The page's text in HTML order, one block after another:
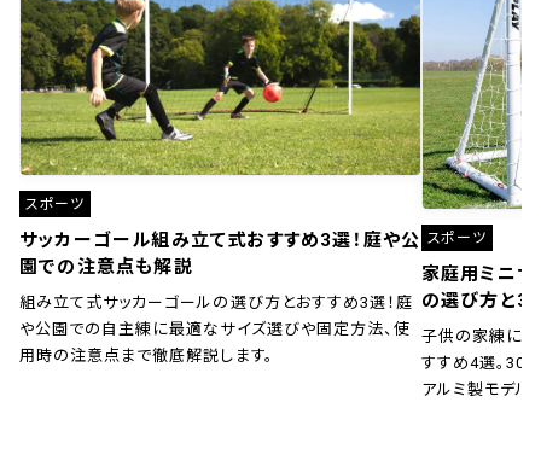
スポーツ
サッカーゴール組み立て式おすすめ3選！庭や公
園での注意点も解説
組み立て式サッカーゴールの選び方とおすすめ3選！庭
や公園での自主練に最適なサイズ選びや固定方法、使
用時の注意点まで徹底解説します。
スポーツ
家庭用ミニサ
の選び方と
子供の家練に！
すすめ4選。30
アルミ製モデル